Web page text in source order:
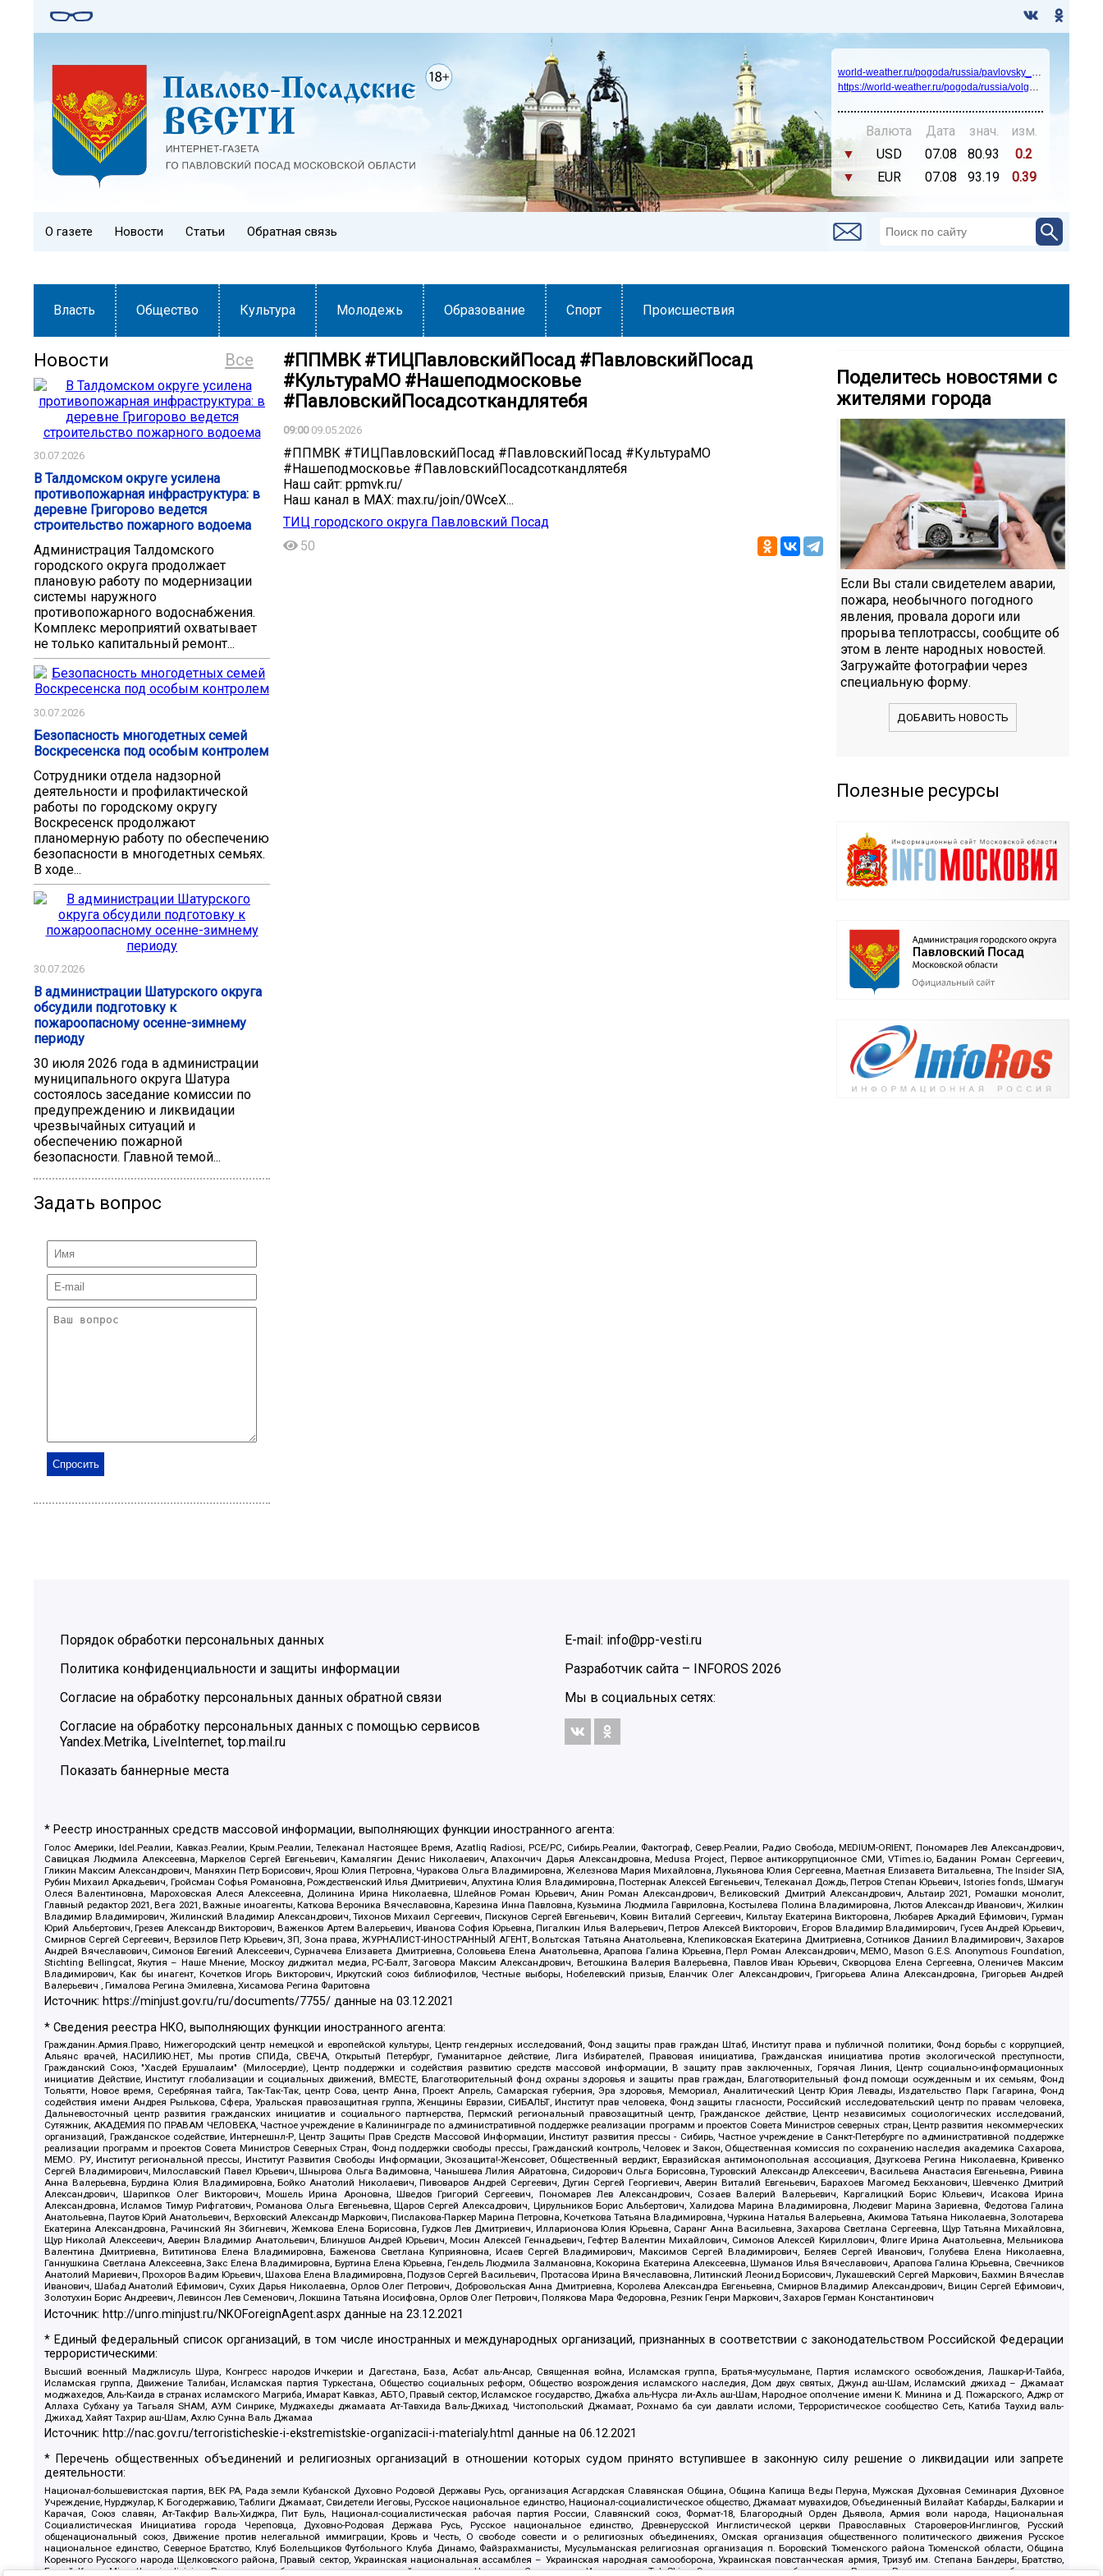
world-weather.ru/pogoda/russia/pavlovsky_posad/14days/
https://world-weather.ru/pogoda/russia/volgograd/
Валюта Дата знач.
изм.
▼
USD 07.08 80.93
0.2
▼
EUR 07.08 93.19 0.39
О газете Новости Статьи Обратная связь
Власть Общество Культура Молодежь Образование Спорт Происшествия
Все
Новости
30.07.2026
В Талдомском округе усилена
противопожарная инфраструктура: в
деревне Григорово ведется
строительство пожарного водоема
Администрация Талдомского
городского округа продолжает
плановую работу по модернизации
системы наружного
противопожарного водоснабжения.
Комплекс мероприятий охватывает
не только капитальный ремонт...
30.07.2026
Безопасность многодетных семей
Воскресенска под особым контролем
Сотрудники отдела надзорной
деятельности и профилактической
работы по городскому округу
Воскресенск продолжают
планомерную работу по обеспечению
безопасности в многодетных семьях.
В ходе...
30.07.2026
В администрации Шатурского округа
обсудили подготовку к
пожароопасному осенне-зимнему
периоду
30 июля 2026 года в администрации
муниципального округа Шатура
состоялось заседание комиссии по
предупреждению и ликвидации
чрезвычайных ситуаций и
обеспечению пожарной
безопасности. Главной темой...
Задать вопрос
#ППМВК #ТИЦПавловскийПосад #ПавловскийПосад
#КультураМО #Нашеподмосковье
#ПавловскийПосадсоткандлятебя
09:0009.05.2026
#ППМВК #ТИЦПавловскийПосад #ПавловскийПосад #КультураМО
#Нашеподмосковье #ПавловскийПосадсоткандлятебя
Наш сайт: ppmvk.ru/
Наш канал в MAX: max.ru/join/0WceX...
ТИЦ городского округа Павловский Посад
50
Поделитесь новостями с
жителями города
Если Вы стали свидетелем аварии,
пожара, необычного погодного
явления, провала дороги или
прорыва теплотрассы, сообщите об
этом в ленте народных новостей.
Загружайте фотографии через
специальную форму.
ДОБАВИТЬ НОВОСТЬ
Полезные ресурсы
Порядок обработки персональных данных
Политика конфиденциальности и защиты информации
Согласие на обработку персональных данных обратной связи
Согласие на обработку персональных данных с помощью сервисов
Yandex.Metrika, LiveInternet, top.mail.ru
Показать баннерные места
E-mail: info@pp-vesti.ru
Разработчик сайта –
INFOROS 2026
Мы в социальных сетях:
* Реестр иностранных средств массовой информации, выполняющих функции иностранного агента:
Голос Америки, Idel.Реалии, Кавказ.Реалии, Крым.Реалии, Телеканал Настоящее Время, Azatliq Radiosi, PCE/PC, Сибирь.Реалии, Фактограф, Север.Реалии, Радио Свобода, MEDIUM-ORIENT, Пономарев Лев Александрович,
Савицкая Людмила Алексеевна, Маркелов Сергей Евгеньевич, Камалягин Денис Николаевич, Апахончич Дарья Александровна, Medusa Project, Первое антикоррупционное СМИ, VTimes.io, Баданин Роман Сергеевич,
Гликин Максим Александрович, Маняхин Петр Борисович, Ярош Юлия Петровна, Чуракова Ольга Владимировна, Железнова Мария Михайловна, Лукьянова Юлия Сергеевна, Маетная Елизавета Витальевна, The Insider SIA,
Рубин Михаил Аркадьевич, Гройсман Софья Романовна, Рождественский Илья Дмитриевич, Апухтина Юлия Владимировна, Постернак Алексей Евгеньевич, Телеканал Дождь, Петров Степан Юрьевич, Istories fonds, Шмагун
Олеся Валентиновна, Мароховская Алеся Алексеевна, Долинина Ирина Николаевна, Шлейнов Роман Юрьевич, Анин Роман Александрович, Великовский Дмитрий Александрович, Альтаир 2021, Ромашки монолит,
Главный редактор 2021, Вега 2021, Важные иноагенты, Каткова Вероника Вячеславовна, Карезина Инна Павловна, Кузьмина Людмила Гавриловна, Костылева Полина Владимировна, Лютов Александр Иванович, Жилкин
Владимир Владимирович, Жилинский Владимир Александрович, Тихонов Михаил Сергеевич, Пискунов Сергей Евгеньевич, Ковин Виталий Сергеевич, Кильтау Екатерина Викторовна, Любарев Аркадий Ефимович, Гурман
Юрий Альбертович, Грезев Александр Викторович, Важенков Артем Валерьевич, Иванова София Юрьевна, Пигалкин Илья Валерьевич, Петров Алексей Викторович, Егоров Владимир Владимирович, Гусев Андрей Юрьевич,
Смирнов Сергей Сергеевич, Верзилов Петр Юрьевич, ЗП, Зона права, ЖУРНАЛИСТ-ИНОСТРАННЫЙ АГЕНТ, Вольтская Татьяна Анатольевна, Клепиковская Екатерина Дмитриевна, Сотников Даниил Владимирович, Захаров
Андрей Вячеславович, Симонов Евгений Алексеевич, Сурначева Елизавета Дмитриевна, Соловьева Елена Анатольевна, Арапова Галина Юрьевна, Перл Роман Александрович, МЕМО, Mason G.E.S. Anonymous Foundation,
Stichting Bellingcat, Якутия – Наше Мнение, Москоу диджитал медиа, РС-Балт, Заговора Максим Александрович, Ветошкина Валерия Валерьевна, Павлов Иван Юрьевич, Скворцова Елена Сергеевна, Оленичев Максим
Владимирович, Как бы инагент, Кочетков Игорь Викторович, Иркутский союз библиофилов, Честные выборы, Нобелевский призыв, Еланчик Олег Александрович, Григорьева Алина Александровна, Григорьев Андрей
Валерьевич , Гималова Регина Эмилевна, Хисамова Регина Фаритовна
Источник: https://minjust.gov.ru/ru/documents/7755/ данные на03.12.2021
* Сведения реестра НКО, выполняющих функции иностранного агента:
Гражданин.Армия.Право, Нижегородский центр немецкой и европейской культуры, Центр гендерных исследований, Фонд защиты прав граждан Штаб, Институт права и публичной политики, Фонд борьбы с коррупцией,
Альянс врачей, НАСИЛИЮ.НЕТ, Мы против СПИДа, СВЕЧА, Открытый Петербург, Гуманитарное действие, Лига Избирателей, Правовая инициатива, Гражданская инициатива против экологической преступности,
Гражданский Союз, "Хасдей Ерушалаим" (Милосердие), Центр поддержки и содействия развитию средств массовой информации, В защиту прав заключенных, Горячая Линия, Центр социально-информационных
инициатив Действие, Институт глобализации и социальных движений, ВМЕСТЕ, Благотворительный фонд охраны здоровья и защиты прав граждан, Благотворительный фонд помощи осужденным и их семьям, Фонд
Тольятти, Новое время, Серебряная тайга, Так-Так-Так, центр Сова, центр Анна, Проект Апрель, Самарская губерния, Эра здоровья, Мемориал, Аналитический Центр Юрия Левады, Издательство Парк Гагарина, Фонд
содействия имени Андрея Рылькова, Сфера, Уральская правозащитная группа, Женщины Евразии, СИБАЛЬТ, Институт прав человека, Фонд защиты гласности, Российский исследовательский центр по правам человека,
Дальневосточный центр развития гражданских инициатив и социального партнерства, Пермский региональный правозащитный центр, Гражданское действие, Центр независимых социологических исследований,
Сутяжник, АКАДЕМИЯ ПО ПРАВАМ ЧЕЛОВЕКА, Частное учреждение в Калининграде по административной поддержке реализации программ и проектов Совета Министров северных стран, Центр развития некоммерческих
организаций, Гражданское содействие, Интернешнл-Р, Центр Защиты Прав Средств Массовой Информации, Институт развития прессы - Сибирь, Частное учреждение в Санкт-Петербурге по административной поддержке
реализации программ и проектов Совета Министров Северных Стран, Фонд поддержки свободы прессы, Гражданский контроль, Человек и Закон, Общественная комиссия по сохранению наследия академика Сахарова,
МЕМО. РУ, Институт региональной прессы, Институт Развития Свободы Информации, Экозащита!-Женсовет, Общественный вердикт, Евразийская антимонопольная ассоциация, Дзугкоева Регина Николаевна, Кривенко
Сергей Владимирович, Милославский Павел Юрьевич, Шнырова Ольга Вадимовна, Чанышева Лилия Айратовна, Сидорович Ольга Борисовна, Туровский Александр Алексеевич, Васильева Анастасия Евгеньевна, Ривина
Анна Валерьевна, Бурдина Юлия Владимировна, Бойко Анатолий Николаевич, Пивоваров Андрей Сергеевич, Дугин Сергей Георгиевич, Аверин Виталий Евгеньевич, Барахоев Магомед Бекханович, Шевченко Дмитрий
Александрович, Шарипков Олег Викторович, Мошель Ирина Ароновна, Шведов Григорий Сергеевич, Пономарев Лев Александрович, Созаев Валерий Валерьевич, Каргалицкий Борис Юльевич, Исакова Ирина
Александровна, Исламов Тимур Рифгатович, Романова Ольга Евгеньевна, Щаров Сергей Алексадрович, Цирульников Борис Альбертович, Халидова Марина Владимировна, Людевиг Марина Зариевна, Федотова Галина
Анатольевна, Паутов Юрий Анатольевич, Верховский Александр Маркович, Пислакова-Паркер Марина Петровна, Кочеткова Татьяна Владимировна, Чуркина Наталья Валерьевна, Акимова Татьяна Николаевна, Золотарева
Екатерина Александровна, Рачинский Ян Збигневич, Жемкова Елена Борисовна, Гудков Лев Дмитриевич, Илларионова Юлия Юрьевна, Саранг Анна Васильевна, Захарова Светлана Сергеевна, Щур Татьяна Михайловна,
Щур Николай Алексеевич, Аверин Владимир Анатольевич, Блинушов Андрей Юрьевич, Мосин Алексей Геннадьевич, Гефтер Валентин Михайлович, Симонов Алексей Кириллович, Флиге Ирина Анатольевна, Мельникова
Валентина Дмитриевна, Вититинова Елена Владимировна, Баженова Светлана Куприяновна, Исаев Сергей Владимирович, Максимов Сергей Владимирович, Беляев Сергей Иванович, Голубева Елена Николаевна,
Ганнушкина Светлана Алексеевна, Закс Елена Владимировна, Буртина Елена Юрьевна, Гендель Людмила Залмановна, Кокорина Екатерина Алексеевна, Шуманов Илья Вячеславович, Арапова Галина Юрьевна, Свечников
Анатолий Мариевич, Прохоров Вадим Юрьевич, Шахова Елена Владимировна, Подузов Сергей Васильевич, Протасова Ирина Вячеславовна, Литинский Леонид Борисович, Лукашевский Сергей Маркович, Бахмин Вячеслав
Иванович, Шабад Анатолий Ефимович, Сухих Дарья Николаевна, Орлов Олег Петрович, Добровольская Анна Дмитриевна, Королева Александра Евгеньевна, Смирнов Владимир Александрович, Вицин Сергей Ефимович,
Золотухин Борис Андреевич, Левинсон Лев Семенович, Локшина Татьяна Иосифовна, Орлов Олег Петрович, Полякова Мара Федоровна, Резник Генри Маркович, Захаров Герман Константинович
Источник: http://unro.minjust.ru/NKOForeignAgent.aspx данные на23.12.2021
* Единый федеральный список организаций, в том числе иностранных и международных организаций, признанных в соответствии с законодательством Российской Федерации
террористическими:
Высший военный Маджлисуль Шура, Конгресс народов Ичкерии и Дагестана, База, Асбат аль-Ансар, Священная война, Исламская группа, Братья-мусульмане, Партия исламского освобождения, Лашкар-И-Тайба,
Исламская группа, Движение Талибан, Исламская партия Туркестана, Общество социальных реформ, Общество возрождения исламского наследия, Дом двух святых, Джунд аш-Шам, Исламский джихад – Джамаат
моджахедов, Аль-Каида в странах исламского Магриба, Имарат Кавказ, АБТО, Правый сектор, Исламское государство, Джабха аль-Нусра ли-Ахль аш-Шам, Народное ополчение имени К. Минина и Д. Пожарского, Аджр от
Аллаха Субхану уа Тагьаля SHAM, АУМ Синрике, Муджахеды джамаата Ат-Тавхида Валь-Джихад, Чистопольский Джамаат, Рохнамо ба суи давлати исломи, Террористическое сообщество Сеть, Катиба Таухид валь-
Джихад, Хайят Тахрир аш-Шам, Ахлю Сунна Валь Джамаа
Источник: http://nac.gov.ru/terroristicheskie-i-ekstremistskie-organizacii-i-materialy.html данные на06.12.2021
* Перечень общественных объединений и религиозных организаций в отношении которых судом принято вступившее в законную силу решение о ликвидации или запрете
деятельности:
Национал-большевистская партия, ВЕК РА, Рада земли Кубанской Духовно Родовой Державы Русь, организация Асгардская Славянская Община, Община Капища Веды Перуна, Мужская Духовная Семинария Духовное
Учреждение, Нурджулар, К Богодержавию, Таблиги Джамаат, Свидетели Иеговы, Русское национальное единство, Национал-социалистическое общество, Джамаат мувахидов, Объединенный Вилайат Кабарды, Балкарии и
Карачая, Союз славян, Ат-Такфир Валь-Хиджра, Пит Буль, Национал-социалистическая рабочая партия России, Славянский союз, Формат-18, Благородный Орден Дьявола, Армия воли народа, Национальная
Социалистическая Инициатива города Череповца, Духовно-Родовая Держава Русь, Русское национальное единство, Древнерусской Инглистической церкви Православных Староверов-Инглингов, Русский
общенациональный союз, Движение против нелегальной иммиграции, Кровь и Честь, О свободе совести и о религиозных объединениях, Омская организация общественного политического движения Русское
национальное единство, Северное Братство, Клуб Болельщиков Футбольного Клуба Динамо, Файзрахманисты, Мусульманская религиозная организация п. Боровский Тюменского района Тюменской области, Община
Коренного Русского народа Щелковского района, Правый сектор, Украинская национальная ассамблея – Украинская народная самооборона, Украинская повстанческая армия, Тризуб им. Степана Бандеры, Братство,
Белый Крест, Misanthropic division, Религиозное объединение последователей инглиизма, Народная Социальная Инициатива, TulaSkins, Этнополитическое объединение Русские, Русское национальное объединение